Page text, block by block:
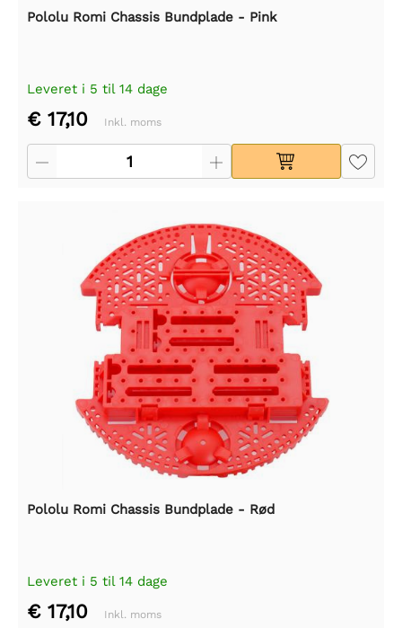
Pololu Romi Chassis Bundplade - Pink
Leveret i 5 til 14 dage
€ 17,10 Inkl. moms
Pololu Romi Chassis Bundplade - Rød
Leveret i 5 til 14 dage
€ 17,10 Inkl. moms